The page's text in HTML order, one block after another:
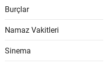
Burçlar
Namaz Vakitleri
Sinema